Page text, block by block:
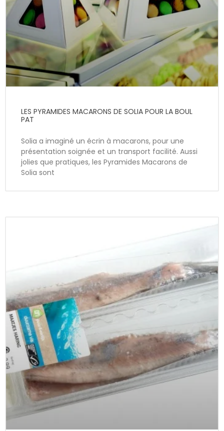
LES PYRAMIDES MACARONS DE SOLIA POUR LA BOUL
PAT
Solia a imaginé un écrin à macarons, pour une
présentation soignée et un transport facilité. Aussi
jolies que pratiques, les Pyramides Macarons de
Solia sont